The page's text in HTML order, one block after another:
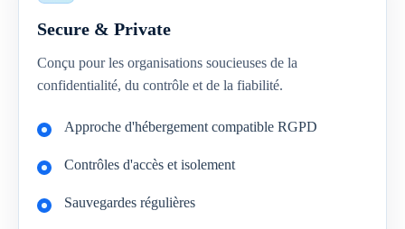
Secure & Private
Conçu pour les organisations soucieuses de la
confidentialité, du contrôle et de la fiabilité.
Approche d'hébergement compatible RGPD
Contrôles d'accès et isolement
Sauvegardes régulières